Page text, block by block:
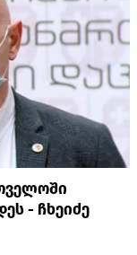
- ჩხეიძე